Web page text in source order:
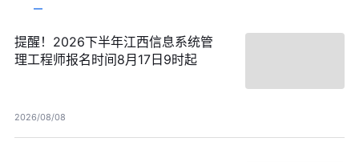
提醒！2026下半年江西信息系统管
理工程师报名时间8月17日9时起
2026/08/08